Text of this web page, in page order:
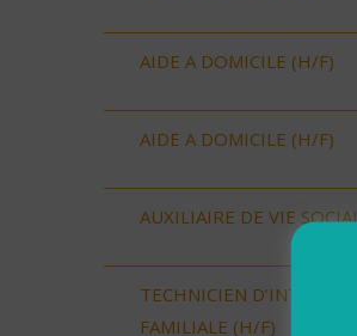
AIDE A DOMICILE (H/F)
AIDE A DOMICILE (H/F)
AUXILIAIRE DE VIE
TECHNICIEN
FAMILIALE (H/F)